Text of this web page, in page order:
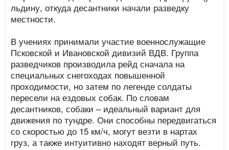
льдину, откуда десантники начали разведку
местности.
В учениях принимали участие военнослужащие
Псковской и Ивановской дивизий ВДВ. Группа
разведчиков производила рейд сначала на
специальных снегоходах повышенной
проходимости, но затем по легенде солдаты
пересели на ездовых собак. По словам
десантников, собаки – идеальный вариант для
движения по тундре. Они способны передвигаться
со скоростью до 15 км/ч, могут везти в нартах
груз, а также интуитивно находят верный путь.